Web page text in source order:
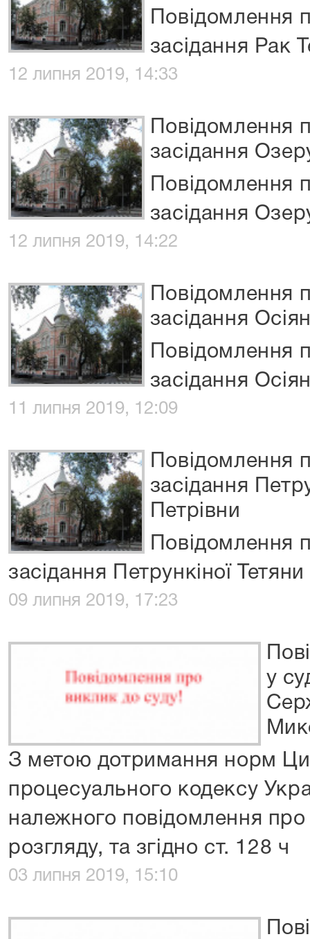
Повідомлення
засідання Рак
12 липня 2019, 14:33
Повідомлення
засідання
Повідомлення
засідання
12 липня 2019, 14:22
Повідомлення
засідання
Повідомлення
засідання
11 липня 2019, 12:09
Повідомлення
засідання
Петрівни
Повідомлення
засідання Петрункіної
09 липня 2019, 17:23
у
З метою дотримання норм
процесуального кодексу
належного повідомлення про
розгляду, та згідно ст. 128 ч
03 липня 2019, 15:10